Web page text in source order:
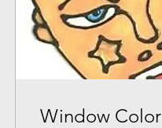
Window Color